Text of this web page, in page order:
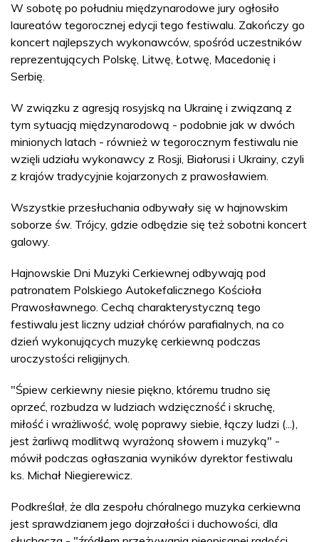
W sobotę po południu międzynarodowe jury ogłosiło
laureatów tegorocznej edycji tego festiwalu. Zakończy go
koncert najlepszych wykonawców, spośród uczestników
reprezentujących Polskę, Litwę, Łotwę, Macedonię i
Serbię.
W związku z agresją rosyjską na Ukrainę i związaną z
tym sytuacją międzynarodową - podobnie jak w dwóch
minionych latach - również w tegorocznym festiwalu nie
wzięli udziału wykonawcy z Rosji, Białorusi i Ukrainy, czyli
z krajów tradycyjnie kojarzonych z prawosławiem.
Wszystkie przesłuchania odbywały się w hajnowskim
soborze św. Trójcy, gdzie odbędzie się też sobotni koncert
galowy.
Hajnowskie Dni Muzyki Cerkiewnej odbywają pod
patronatem Polskiego Autokefalicznego Kościoła
Prawosławnego. Cechą charakterystyczną tego
festiwalu jest liczny udział chórów parafialnych, na co
dzień wykonujących muzykę cerkiewną podczas
uroczystości religijnych.
"Śpiew cerkiewny niesie piękno, któremu trudno się
oprzeć, rozbudza w ludziach wdzięczność i skruchę,
miłość i wrażliwość, wolę poprawy siebie, łączy ludzi (...),
jest żarliwą modlitwą wyrażoną słowem i muzyką" -
mówił podczas ogłaszania wyników dyrektor festiwalu
ks. Michał Niegierewicz.
Podkreślał, że dla zespołu chóralnego muzyka cerkiewna
jest sprawdzianem jego dojrzałości i duchowości, dla